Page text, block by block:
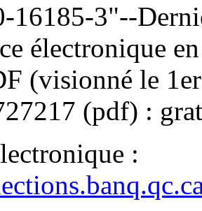
3"--
électronique
(visionné le
(pdf) :
: